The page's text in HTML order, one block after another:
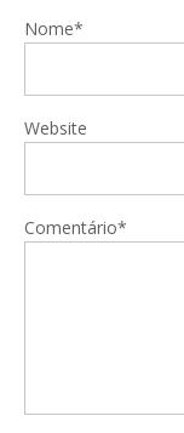
Nome*
Website
Comentário*